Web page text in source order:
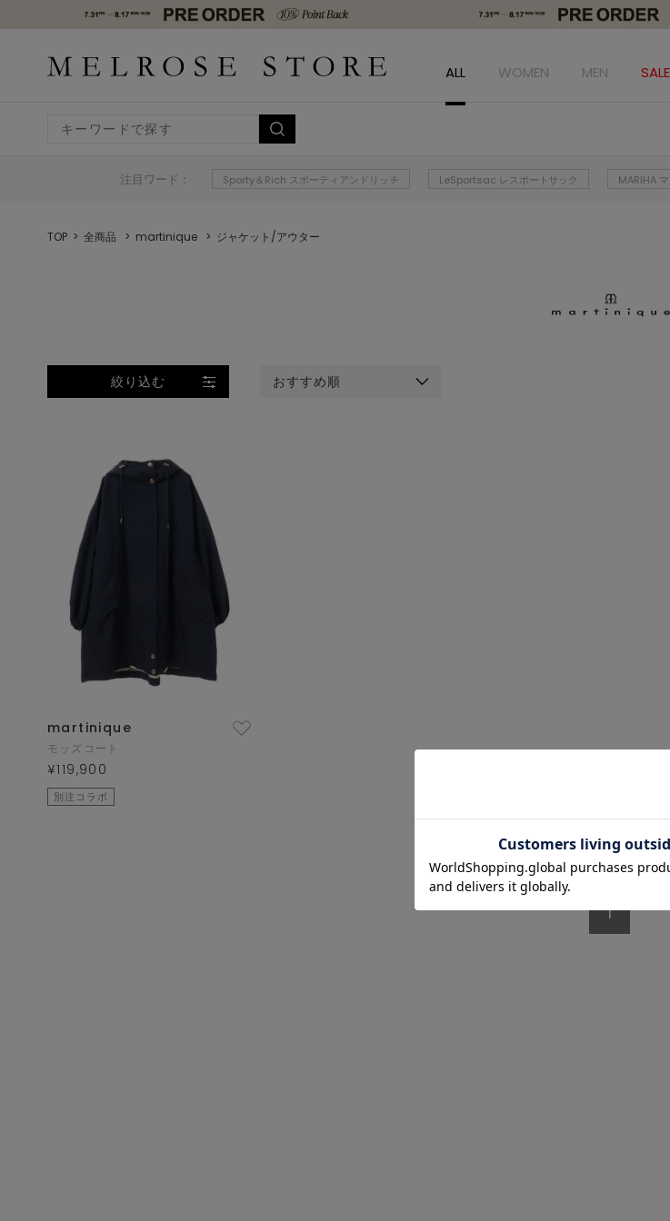
ALL WOMEN MEN SALE
注目ワード： Sporty＆Rich スポーティアンドリッチ LeSportsac レスポートサック MARIHA
TOP 全商品 martinique ジャケット/アウター
絞り込む おすすめ順
martinique
モッズコート
¥119,900
別注コラボ
1/1 ページ全1件
1